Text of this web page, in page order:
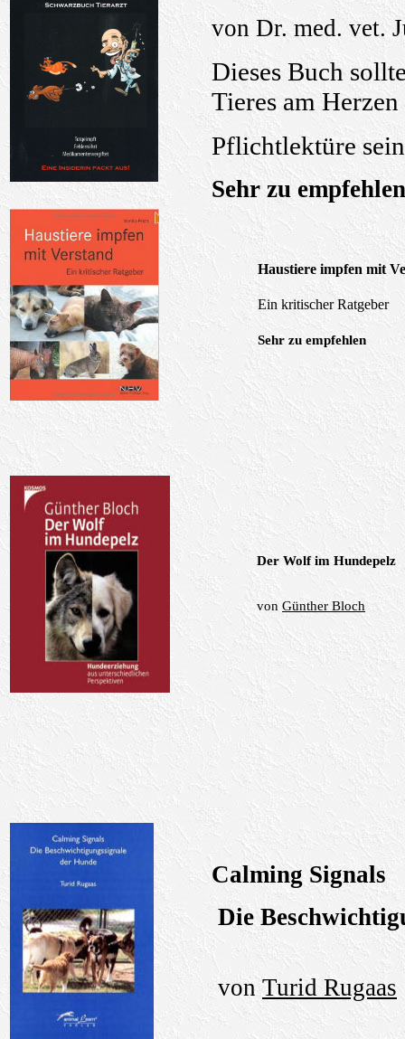
von Dr. med. vet.
Dieses Buch
Tieres am
Pflichtlektüre
Sehr zu empfehlen
Haustiere impfen mit
Ein kritischer Ratgeber
Sehr zu empfehlen
Der Wolf im Hundepelz
von Günther Bloch
Calming Signals
Die
vonTurid Rugaas